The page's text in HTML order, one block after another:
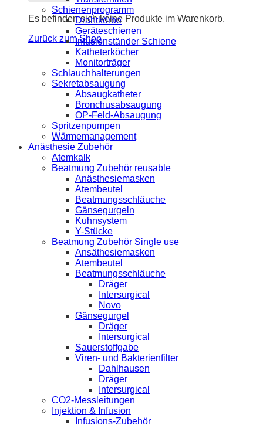
Es befinden sich keine Produkte im Warenkorb.
Zurück zum Shop
Schienenprogramm
Drahtkörbe
Geräteschienen
Infusionständer Schiene
Katheterköcher
Monitorträger
Schlauchhalterungen
Sekretabsaugung
Absaugkatheter
Bronchusabsaugung
OP-Feld-Absaugung
Spritzenpumpen
Wärmemanagement
Anästhesie Zubehör
Atemkalk
Beatmung Zubehör reusable
Anästhesiemasken
Atembeutel
Beatmungsschläuche
Gänsegurgeln
Kuhnsystem
Y-Stücke
Beatmung Zubehör Single use
Ansäthesiemasken
Atembeutel
Beatmungsschläuche
Dräger
Intersurgical
Novo
Gänsegurgel
Dräger
Intersurgical
Sauerstoffgabe
Viren- und Bakterienfilter
Dahlhausen
Dräger
Intersurgical
CO2-Messleitungen
Injektion & Infusion
Infusions-Zubehör